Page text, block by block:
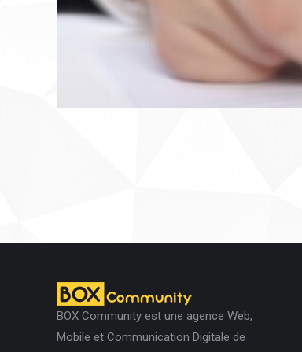
BOX Community est une agence Web,
Mobile et Communication Digitale de